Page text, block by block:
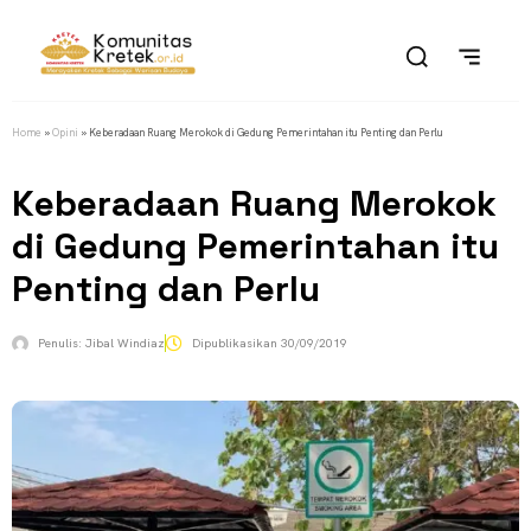
Home »Opini » Keberadaan Ruang Merokok di Gedung Pemerintahan itu Penting dan Perlu
Keberadaan Ruang Merokok
di Gedung Pemerintahan itu
Penting dan Perlu
Penulis: Jibal Windiaz Dipublikasikan 30/09/2019